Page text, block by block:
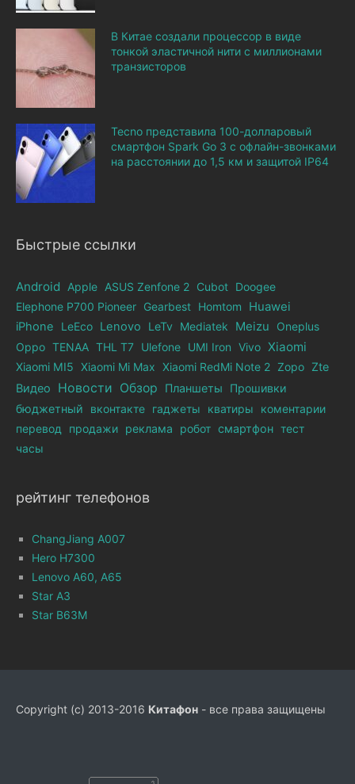
В Китае создали процессор в виде
тонкой эластичной нити с миллионами
транзисторов
Tecno представила 100-долларовый
смартфон Spark Go 3 с офлайн-звонками
на расстоянии до 1,5 км и защитой IP64
Быстрые ссылки
Android Apple ASUS Zenfone 2 Cubot Doogee
Elephone Р700 Pioneer Gearbest Homtom
Huawei
iPhone
LeEco Lenovo LeTv Mediatek Meizu
Oneplus
Oppo TENAA THL T7 Ulefone UMI Iron Vivo Xiaomi
Xiaomi MI5 Xiaomi Mi Max Xiaomi RedMi Note 2 Zopo Zte
Видео Новости Обзор Планшеты
Прошивки
бюджетный
вконтакте гаджеты кватиры
коментарии
перевод
продажи реклама робот смартфон тест
часы
рейтинг телефонов
ChangJiang A007
Hero H7300
Lenovo A60, A65
Star A3
Star B63M
Copyright (c) 2013-2016 Китафон - все права защищены